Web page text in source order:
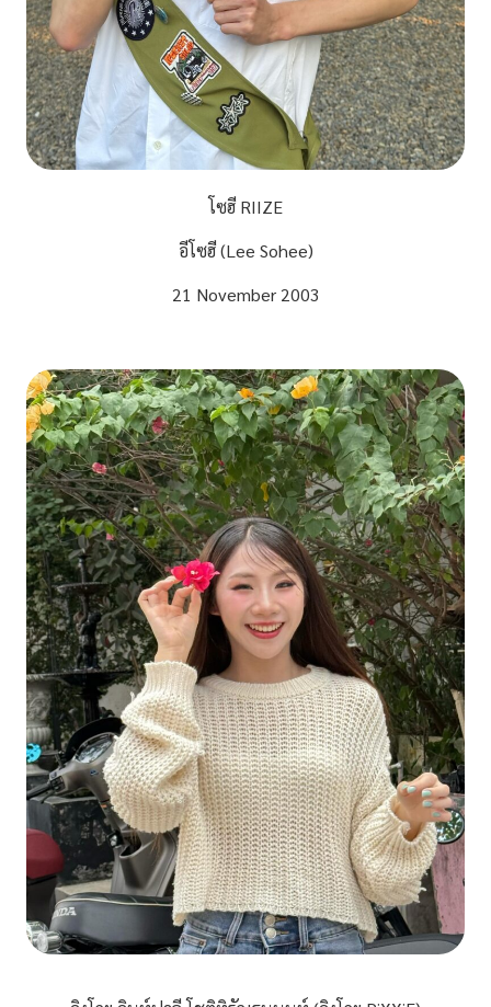
โซฮี RIIZE
อีโซฮี (Lee Sohee)
21 November 2003